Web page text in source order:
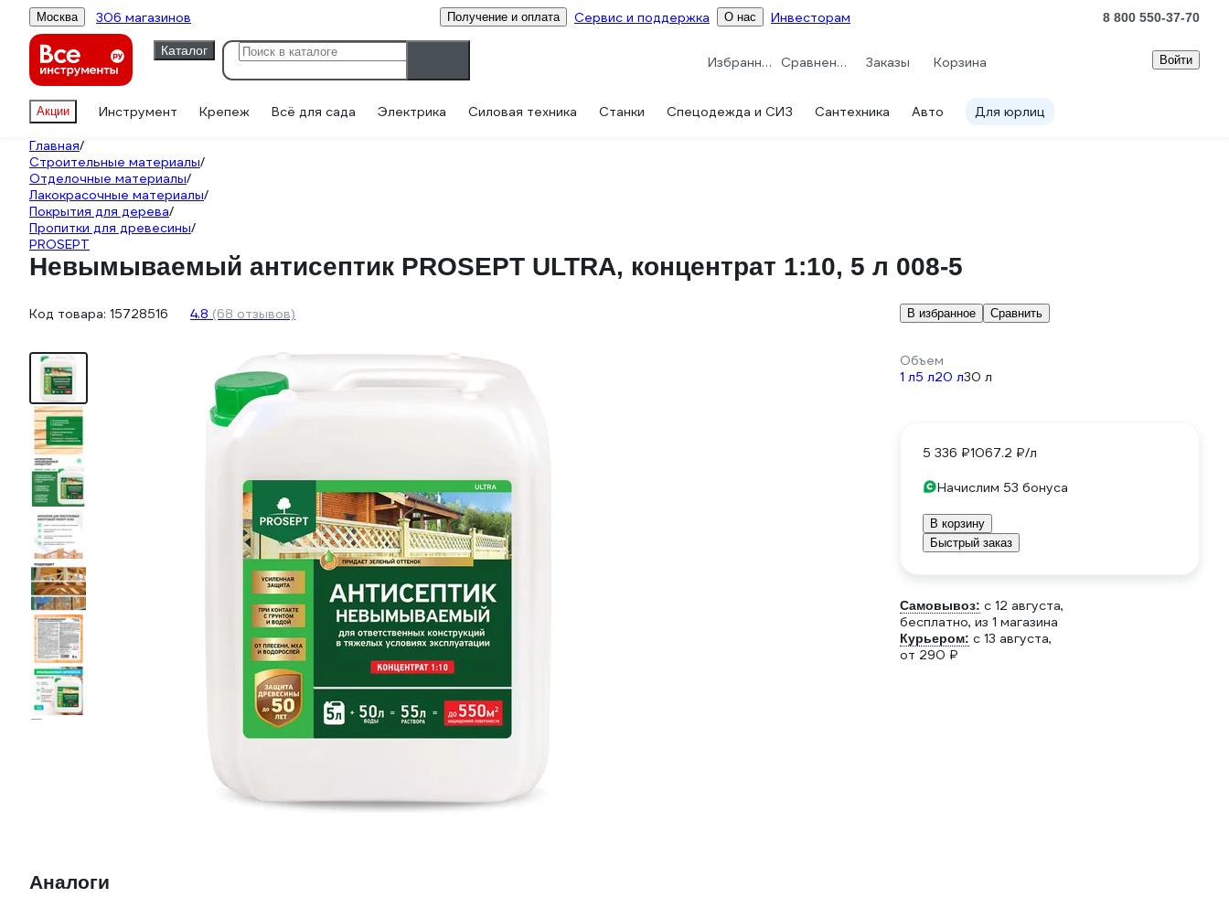
Москва 306 магазинов Получение и оплата Сервис и поддержка О нас Инвесторам 8 800 550-37-70
Каталог
Избранное Сравнение Заказы Корзина Войти
Акции Инструмент Крепеж Всё для сада Электрика Силовая техника Станки Спецодежда и СИЗ Сантехника Авто Для юрлиц
Главная/
Строительные материалы/
Отделочные материалы/
Лакокрасочные материалы/
Покрытия для дерева/
Пропитки для древесины/
PROSEPT
Невымываемый антисептик PROSEPT ULTRA, концентрат 1:10, 5 л 008-5
Код товара: 15728516 4.8 (68 отзывов) В избранное Сравнить
Объем
1 л5 л20 л30 л
5 336 ₽1067.2 ₽/л
Начислим 53 бонуса
В корзину
Быстрый заказ
Самовывоз: c 12 августа,
бесплатно, из 1 магазина
Курьером: c 13 августа,
от 290 ₽
Аналоги